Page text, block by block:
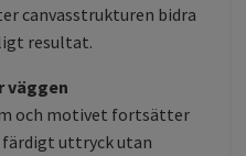
canvasstrukturen bidra
resultat.
väggen
och motivet fortsätter
uttryck utan